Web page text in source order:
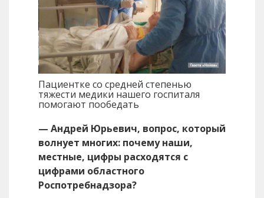
Пациентке со средней степенью
тяжести медики нашего госпиталя
помогают пообедать
— Андрей Юрьевич, вопрос, который
волнует многих: почему наши,
местные, цифры расходятся с
цифрами областного
Роспотребнадзора?